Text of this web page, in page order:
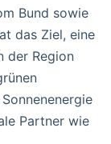
Bund sowie
das Ziel, eine
der Region
Partner wie